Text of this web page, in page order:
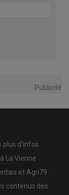
Publicité
d’infos
La Vienne
et Agri79.
contenus des